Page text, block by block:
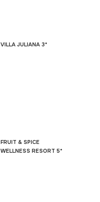
VILLA JULIANA 3*
FRUIT & SPICE
WELLNESS RESORT 5*